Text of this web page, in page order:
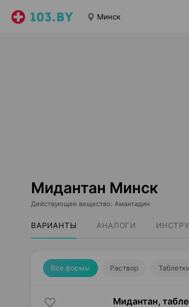
Минск
Мидантан Минск
Действующее вещество: Амантадин
ВАРИАНТЫ АНАЛОГИ
Все формы Раствор
Мидантан,